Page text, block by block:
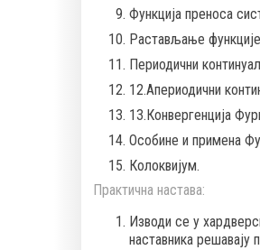
Функција преноса
Растављање
Периодични
12.Апериодични
13.Конвергенција
Особине и примена
Колоквијум.
Практична настава:
Изводи се у
наставника